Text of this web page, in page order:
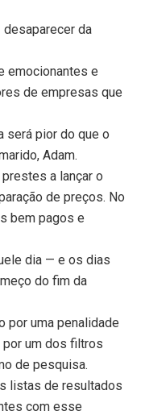
da
emocionantes e
de empresas que
será pior do que o
Adam.
a lançar o
de preços. No
bem pagos e
dia — e os dias
do fim da
por uma penalidade
por um dos filtros
de pesquisa.
listas de resultados
com esse